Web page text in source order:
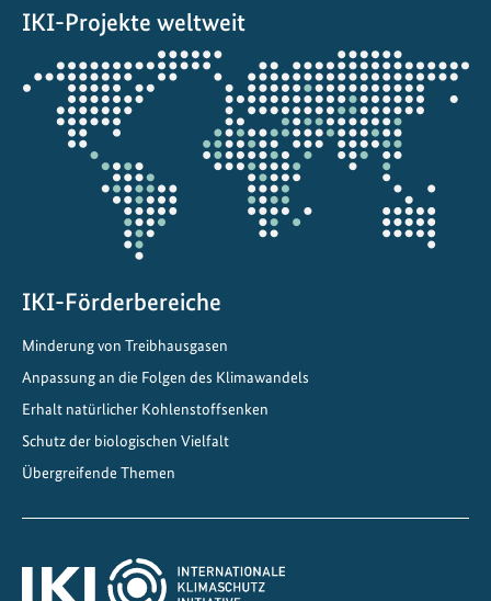
c
h
t
t
u
r
a
l
IKI-Projekte weltweit
Öffnet
die
Projektkarte
IKI-Förderbereiche
Minderung von Treibhausgasen
Anpassung an die Folgen des Klimawandels
Erhalt natürlicher Kohlenstoffsenken
Schutz der biologischen Vielfalt
Übergreifende Themen